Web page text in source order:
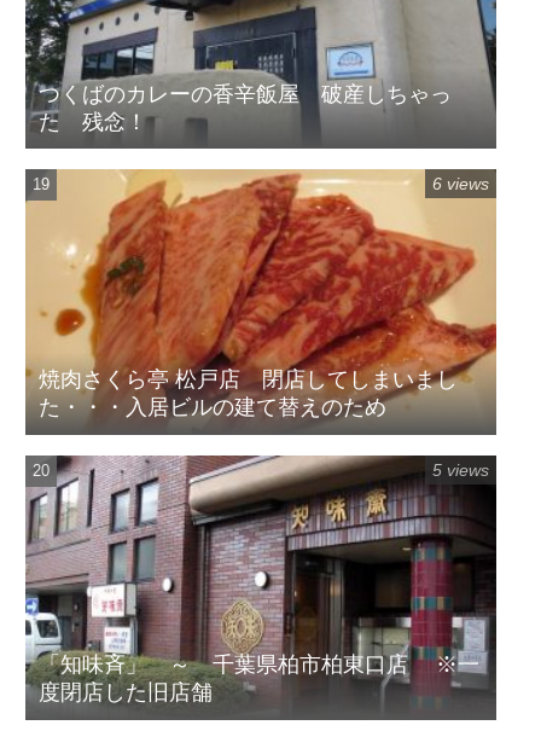
つくばのカレーの香辛飯屋 破産しちゃっ
た 残念！
焼肉さくら亭 松戸店 閉店してしまいまし
た・・・入居ビルの建て替えのため
6 views
「知味斉」 ～ 千葉県柏市柏東口店 ※一
度閉店した旧店舗
5 views